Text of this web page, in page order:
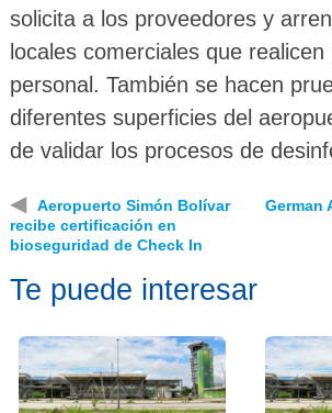
solicita a los proveedores y
locales comerciales que
personal. También se hacen
diferentes superficies del
de validar los procesos de
◀
Aeropuerto Simón Bolívar
recibe certificación en
bioseguridad de Check In
German
Te puede interesar